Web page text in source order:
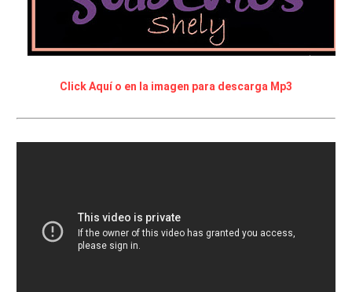
Click Aquí o en la imagen para descarga Mp3